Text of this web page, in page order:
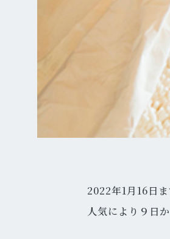
2022年1月16日
人気により９日